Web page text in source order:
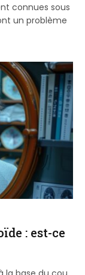
connues sous
un problème
: est-ce